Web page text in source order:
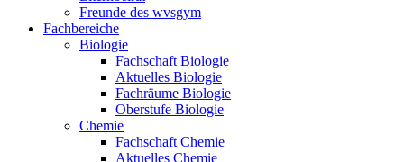
Freunde des wvsgym
Fachbereiche
Biologie
Fachschaft Biologie
Aktuelles Biologie
Fachräume Biologie
Oberstufe Biologie
Chemie
Fachschaft Chemie
Aktuelles Chemie